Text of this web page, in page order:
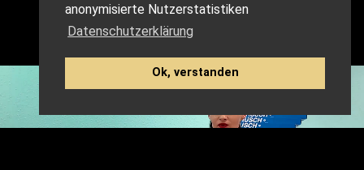
anonymisierte Nutzerstatistiken
Datenschutzerklärung
Ok, verstanden